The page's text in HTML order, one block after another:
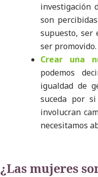
investigación
son
supuesto, ser
ser promovido.
Crear una
podemos
igualdad de
suceda por
involucran
necesitamos
¿Las mujeres